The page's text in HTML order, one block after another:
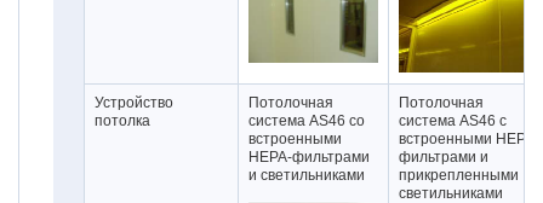
Устройство
потолка
Потолочная
система АS46 со
встроенными
HEPA-фильтрами
и светильниками
Потолочная
система АS46 с
встроенными HEPA-
фильтрами и
прикрепленными
светильниками